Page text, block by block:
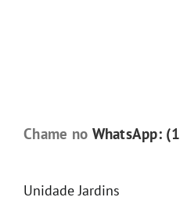
Chame no WhatsApp:
Unidade Jardins